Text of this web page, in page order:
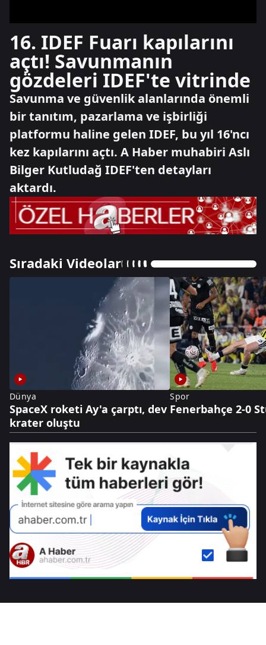
16. IDEF Fuarı kapılarını
açtı! Savunmanın
gözdeleri IDEF'te vitrinde
Savunma ve güvenlik alanlarında önemli
bir tanıtım, pazarlama ve işbirliği
platformu haline gelen IDEF, bu yıl 16'ncı
kez kapılarını açtı. A Haber muhabiri Aslı
Bilger Kutludağ IDEF'ten detayları
aktardı.
Sıradaki Videolar
Dünya
SpaceX roketi Ay'a çarptı, dev
krater oluştu
Spor
Fenerbahçe 2-0